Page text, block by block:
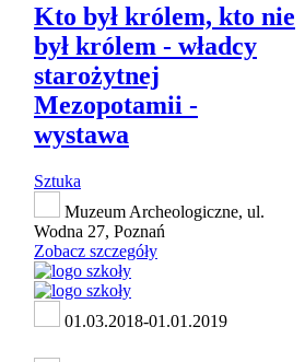
Kto był królem, kto nie
był królem - władcy
starożytnej
Mezopotamii -
wystawa
Sztuka
Muzeum Archeologiczne, ul.
Wodna 27, Poznań
Zobacz szczegóły
01.03.2018-01.01.2019